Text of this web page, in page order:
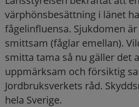
värphönsbesättning i länet
fågelinfluensa. Sjukdomen
smittsam (fåglar emellan).
smitta tama så nu gäller det
uppmärksam och försiktig
Jordbruksverkets råd.
hela Sverige.